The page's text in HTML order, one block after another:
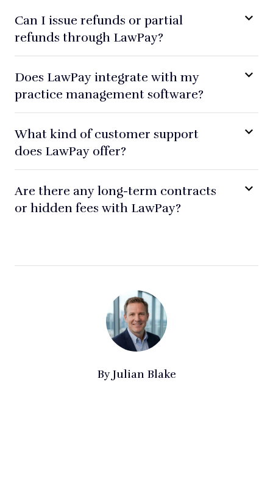
Can I issue refunds or partial
refunds through LawPay?
Does LawPay integrate with my
practice management software?
What kind of customer support
does LawPay offer?
Are there any long-term contracts
or hidden fees with LawPay?
ByJulian Blake